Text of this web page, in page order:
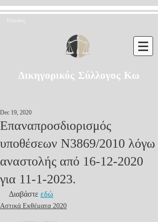
Είσοδος
Δικηγορικός Σύλλογος Κω
Επαναπροσδιορισμός
υποθέσεων Ν3869/2010 λόγω
αναστολής από 16-12-2020
για 11-1-2023.
Dec 19, 2020
Διαβάστε εδώ
Αστικά Εκθέματα 2020